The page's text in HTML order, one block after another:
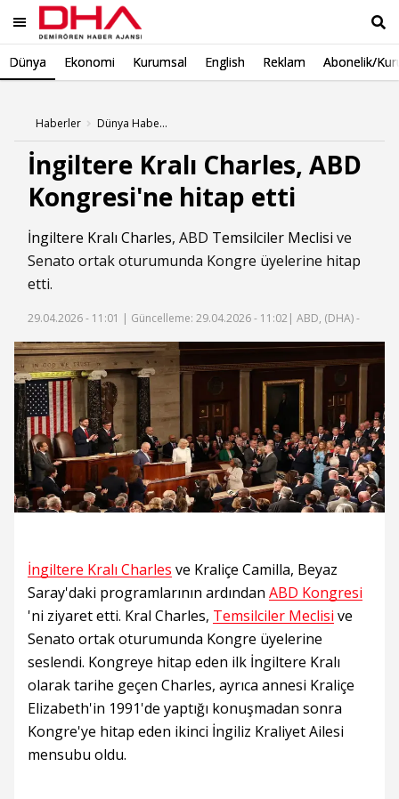
Dünya Ekonomi Kurumsal English Reklam Abonelik/
Haberler Dünya Haberleri
İngiltere Kralı Charles, ABD
Kongresi'ne hitap etti
İngiltere Kralı Charles, ABD Temsilciler Meclisi ve
Senato ortak oturumunda Kongre üyelerine hitap
etti.
29.04.2026 - 11:01 | Güncelleme: 29.04.2026 - 11:02 | ABD, (DHA) -
İngiltere Kralı Charles ve Kraliçe Camilla, Beyaz
Saray'daki programlarının ardından ABD Kongresi
'ni ziyaret etti. Kral Charles, Temsilciler Meclisi ve
Senato ortak oturumunda Kongre üyelerine
seslendi. Kongreye hitap eden ilk İngiltere Kralı
olarak tarihe geçen Charles, ayrıca annesi Kraliçe
Elizabeth'in 1991'de yaptığı konuşmadan sonra
Kongre'ye hitap eden ikinci İngiliz Kraliyet Ailesi
mensubu oldu.